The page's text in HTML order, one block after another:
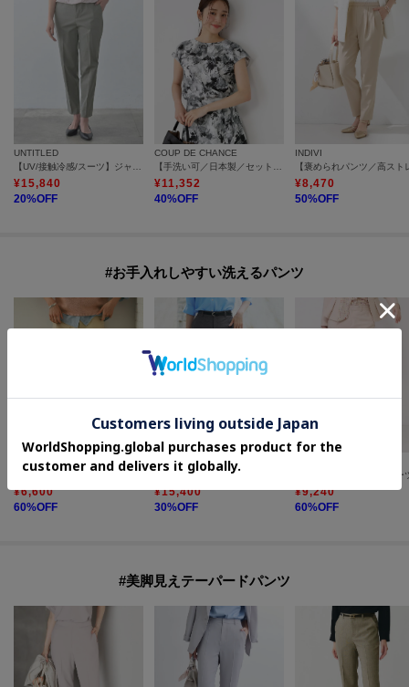
UNTITLED
¥15,840
20%OFF
COUP DE CHANCE
¥11,352
40%OFF
INDIVI
¥8,470
50%OFF
#お手入れしやすい洗えるパンツ
UNTITLED
¥6,600
60%OFF
UNTITLED
¥15,400
30%OFF
¥9,240
60%OFF
#美脚見えテーパードパンツ